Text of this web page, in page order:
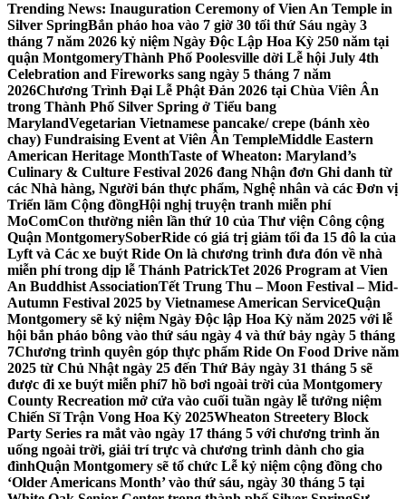
Trending News: Inauguration Ceremony of Vien An Temple in
Silver SpringBắn pháo hoa vào 7 giờ 30 tối thứ Sáu ngày 3
tháng 7 năm 2026 kỷ niệm Ngày Độc Lập Hoa Kỳ 250 năm tại
quận MontgomeryThành Phố Poolesville dời Lễ hội July 4th
Celebration and Fireworks sang ngày 5 tháng 7 năm
2026Chương Trình Đại Lễ Phật Đản 2026 tại Chùa Viên Ân
trong Thành Phố Silver Spring ở Tiểu bang
MarylandVegetarian Vietnamese pancake/ crepe (bánh xèo
chay) Fundraising Event at Viên Ân TempleMiddle Eastern
American Heritage MonthTaste of Wheaton: Maryland’s
Culinary & Culture Festival 2026 đang Nhận đơn Ghi danh từ
các Nhà hàng, Người bán thực phẩm, Nghệ nhân và các Đơn vị
Triển lãm Cộng đồngHội nghị truyện tranh miễn phí
MoComCon thường niên lần thứ 10 của Thư viện Công cộng
Quận MontgomerySoberRide có giá trị giảm tối đa 15 đô la của
Lyft và Các xe buýt Ride On là chương trình đưa đón về nhà
miễn phí trong dịp lễ Thánh PatrickTet 2026 Program at Vien
An Buddhist AssociationTết Trung Thu – Moon Festival – Mid-
Autumn Festival 2025 by Vietnamese American ServiceQuận
Montgomery sẽ kỷ niệm Ngày Độc lập Hoa Kỳ năm 2025 với lễ
hội bắn pháo bông vào thứ sáu ngày 4 và thứ bảy ngày 5 tháng
7Chương trình quyên góp thực phẩm Ride On Food Drive năm
2025 từ Chủ Nhật ngày 25 đến Thứ Bảy ngày 31 tháng 5 sẽ
được đi xe buýt miễn phí7 hồ bơi ngoài trời của Montgomery
County Recreation mở cửa vào cuối tuần ngày lễ tưởng niệm
Chiến Sĩ Trận Vong Hoa Kỳ 2025Wheaton Streetery Block
Party Series ra mắt vào ngày 17 tháng 5 với chương trình ăn
uống ngoài trời, giải trí trực và chương trình dành cho gia
đìnhQuận Montgomery sẽ tổ chức Lễ kỷ niệm cộng đồng cho
‘Older Americans Month’ vào thứ sáu, ngày 30 tháng 5 tại